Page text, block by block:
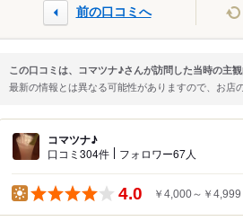
前の口コミへ
この口コミは、コマツナ♪さんが訪問した当時の主観
最新の情報とは異なる可能性がありますので、お店
コマツナ♪
口コミ304件 フォロワー67人
4.0 ￥4,000～￥4,999